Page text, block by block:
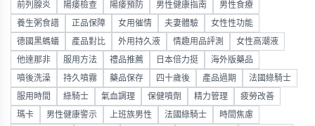
前列腺炎 陽痿檢查 陽痿預防 男性健康指南 男性食療
養生粥食譜 正品保障 女用催情 夫妻體驗 女性性功能
德國黑螞蟻 產品對比 外用持久液 情趣用品評測 女性高潮液
他達那非 服用方法 禮品推薦 日本倍力挺 海外版藥品
噴後洗澡 持久噴霧 藥品保存 四十歲後 產品過期 法國綠騎士
服用時間 綠騎士 氣血調理 保健噴劑 精力管理 疲勞改善
瑪卡 男性健康警示 上班族男性 法國綠騎士 時間焦慮